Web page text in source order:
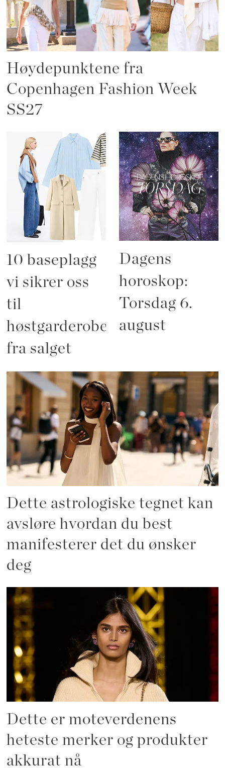
Høydepunktene fra
Copenhagen Fashion Week
SS27
10 baseplagg
vi sikrer oss
til
høstgarderoben
fra salget
Dagens
horoskop:
Torsdag 6.
august
Dette astrologiske tegnet kan
avsløre hvordan du best
manifesterer det du ønsker
deg
Dette er moteverdenens
heteste merker og produkter
akkurat nå